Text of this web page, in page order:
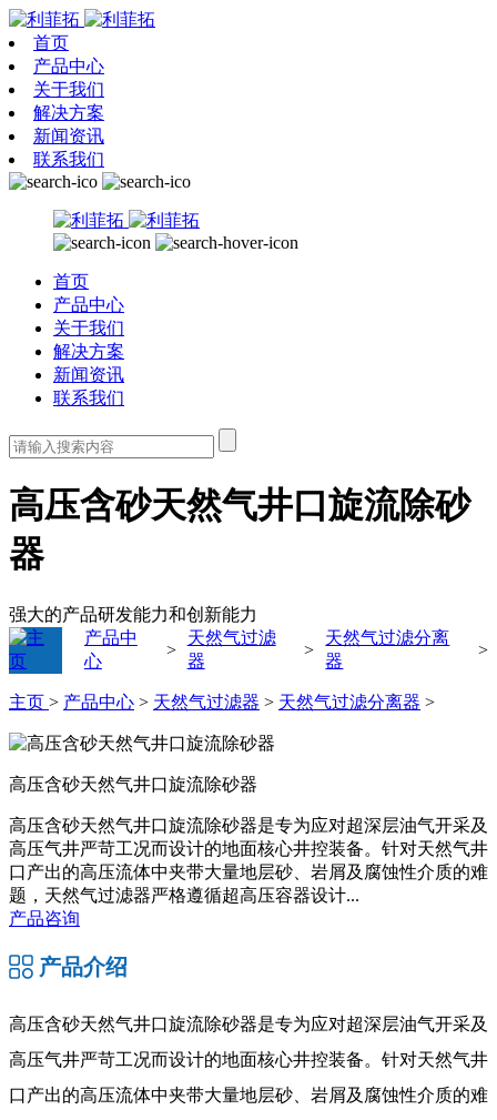
首页
产品中心
关于我们
解决方案
新闻资讯
联系我们
首页
产品中心
关于我们
解决方案
新闻资讯
联系我们
高压含砂天然气井口旋流除砂
器
强大的产品研发能力和创新能力
产品中
心
>
天然气过滤
器
>
天然气过滤分离
器
>
主页 > 产品中心 > 天然气过滤器 > 天然气过滤分离器 >
高压含砂天然气井口旋流除砂器
高压含砂天然气井口旋流除砂器是专为应对超深层油气开采及
高压气井严苛工况而设计的地面核心井控装备。针对天然气井
口产出的高压流体中夹带大量地层砂、岩屑及腐蚀性介质的难
题，天然气过滤器严格遵循超高压容器设计...
产品咨询
产品介绍
高压含砂天然气井口旋流除砂器是专为应对超深层油气开采及
高压气井严苛工况而设计的地面核心井控装备。针对天然气井
口产出的高压流体中夹带大量地层砂、岩屑及腐蚀性介质的难